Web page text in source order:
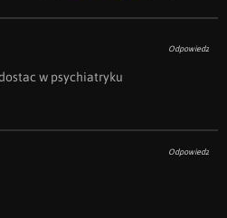
Odpowiedz
w psychiatryku
Odpowiedz